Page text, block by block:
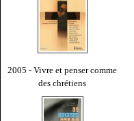
2005 - Vivre et penser comme
des chrétiens